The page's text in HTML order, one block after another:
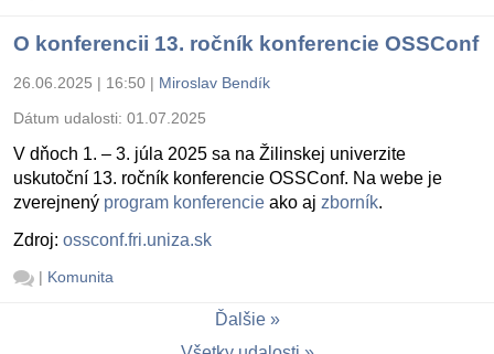
O konferencii 13. ročník konferencie OSSConf
26.06.2025 | 16:50 | Miroslav Bendík
Dátum udalosti: 01.07.2025
V dňoch 1. – 3. júla 2025 sa na Žilinskej univerzite
uskutoční 13. ročník konferencie OSSConf. Na webe je
zverejnený program konferencie ako aj zborník.
Zdroj: ossconf.fri.uniza.sk
| Komunita
Ďalšie